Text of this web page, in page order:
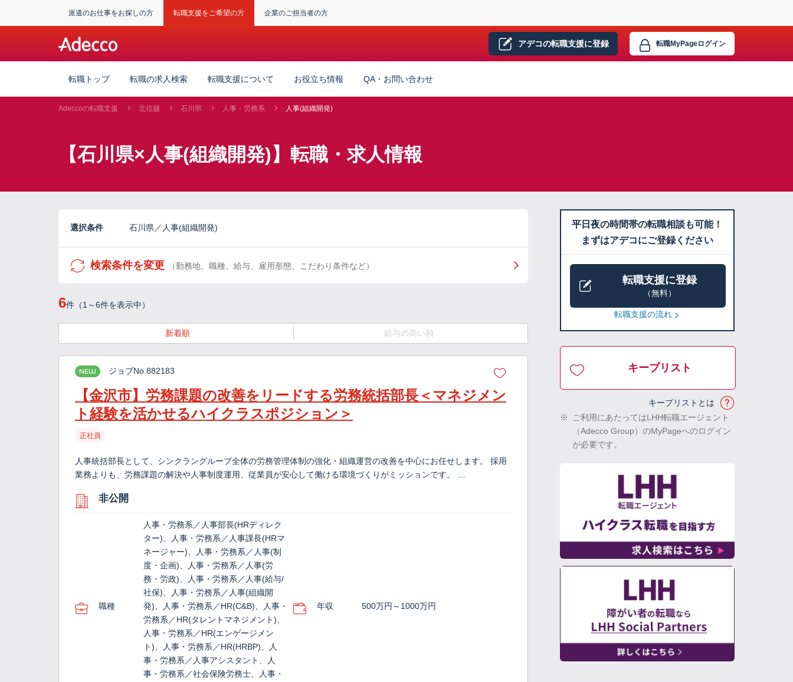
派遣のお仕事をお探しの方 転職支援をご希望の方 企業のご担当者の方
アデコの転職支援に登録 転職MyPageログイン
転職トップ 転職の求人検索 転職支援について お役立ち情報 QA・お問い合わせ
Adeccoの転職支援 北信越 石川県 人事・労務系 人事(組織開発)
【石川県×人事(組織開発)】転職・求人情報
選択条件 石川県／人事(組織開発)
検索条件を変更 （勤務地、職種、給与、雇用形態、こだわり条件など）
6件（1～6件を表示中）
新着順 給与の高い順
NEW ジョブNo.882183
【金沢市】労務課題の改善をリードする労務統括部長＜マネジメン
ト経験を活かせるハイクラスポジション＞
正社員
人事統括部長として、シンクラングループ全体の労務管理体制の強化・組織運営の改善を中心にお任せします。 採用
業務よりも、労務課題の解決や人事制度運用、従業員が安心して働ける環境づくりがミッションです。 …
非公開
職種
人事・労務系／人事部長(HRディレク
ター)、人事・労務系／人事課長(HRマ
ネージャー)、人事・労務系／人事(制
度・企画)、人事・労務系／人事(労
務・労政)、人事・労務系／人事(給与/
社保)、人事・労務系／人事(組織開
発)、人事・労務系／HR(C&B)、人事・
労務系／HR(タレントマネジメント)、
人事・労務系／HR(エンゲージメン
ト)、人事・労務系／HR(HRBP)、人
事・労務系／人事アシスタント、人
事・労務系／社会保険労務士、人事・
年収 500万円～1000万円
平日夜の時間帯の転職相談も可能！
まずはアデコにご登録ください
転職支援に登録
（無料）
転職支援の流れ
キープリスト
キープリストとは
※
ご利用にあたってはLHH転職エージェント
（Adecco Group）のMyPageへのログイン
が必要です。